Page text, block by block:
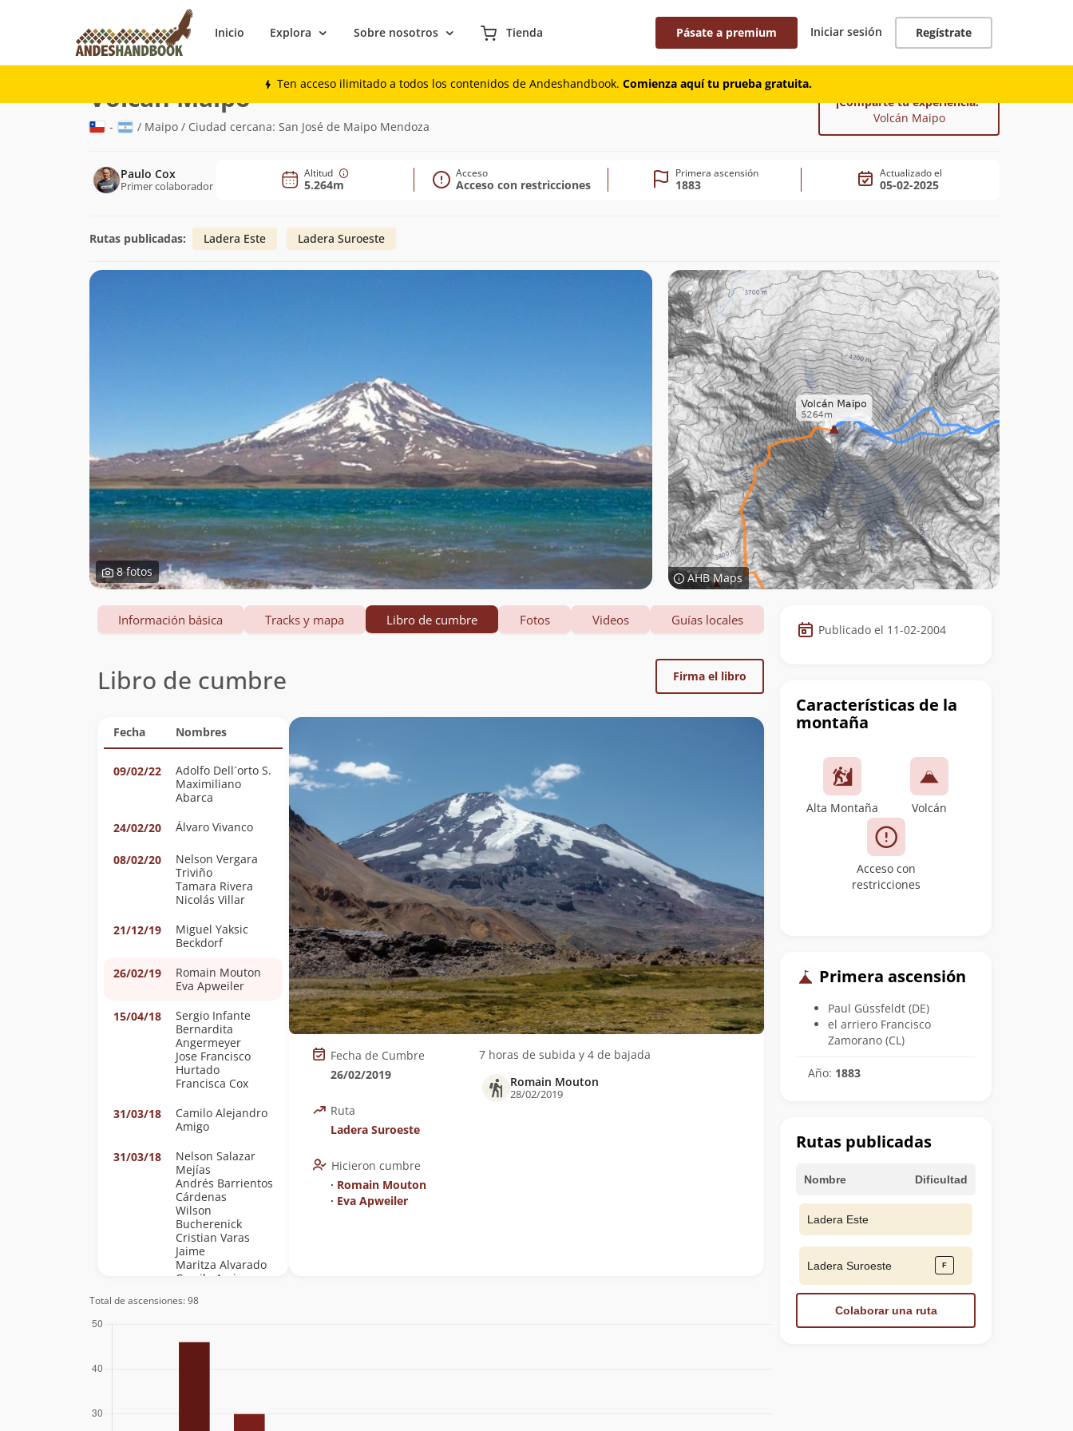
Inicio Explora Sobre nosotros Tienda Pásate a premium Iniciar sesión Regístrate
Ten acceso ilimitado a todos los contenidos de Andeshandbook. Comienza aquí tu prueba gratuita.
Montaña
Volcán Maipo (5.264m)
- / Maipo / Ciudad cercana: San José de Maipo Mendoza
¡Comparte tu experiencia!
Volcán Maipo
Paulo Cox
Primer colaborador
Altitud
5.264m
Acceso
Acceso con restricciones
Primera ascensión
1883
Actualizado el
05-02-2025
Rutas publicadas: Ladera Este Ladera Suroeste
8 fotos AHB Maps
Datos
de
cumbre
Publicado el 11-02-2004
Características de la
montaña
Alta Montaña Volcán
Acceso con
restricciones
Primera ascensión
Paul Güssfeldt (DE)
el arriero Francisco
Zamorano (CL)
Año: 1883
Rutas publicadas
Nombre Dificultad
Ladera Este
Ladera Suroeste
Colaborar una ruta
Información básica Tracks y mapa Libro de cumbre Fotos Videos Guías locales
Libro de cumbre Firma el libro
Fecha Nombres
09/02/22
Adolfo Dell´orto S.
Maximiliano
Abarca
24/02/20
Álvaro Vivanco
08/02/20
Nelson Vergara
Triviño
Tamara Rivera
Nicolás Villar
21/12/19
Miguel Yaksic
Beckdorf
26/02/19
Romain Mouton
Eva Apweiler
15/04/18
Sergio Infante
Bernardita
Angermeyer
Jose Francisco
Hurtado
Francisca Cox
31/03/18
Camilo Alejandro
Amigo
31/03/18
Nelson Salazar
Mejías
Andrés Barrientos
Cárdenas
Wilson
Bucherenick
Cristian Varas
Jaime
Maritza Alvarado
Camilo Amigo
Fecha de Cumbre
26/02/2019
Ruta
Ladera Suroeste
Hicieron cumbre
∙ Romain Mouton
∙ Eva Apweiler
7 horas de subida y 4 de bajada
Romain Mouton
28/02/2019
Total de ascensiones: 98